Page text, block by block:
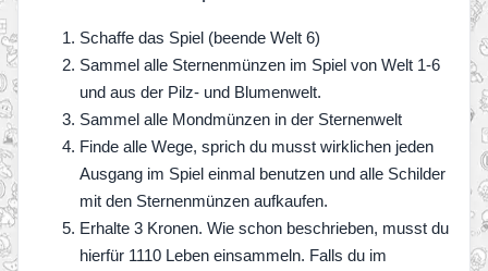
Schaffe das Spiel (beende Welt 6)
Sammel alle Sternenmünzen im Spiel von Welt 1-6
und aus der Pilz- und Blumenwelt.
Sammel alle Mondmünzen in der Sternenwelt
Finde alle Wege, sprich du musst wirklichen jeden
Ausgang im Spiel einmal benutzen und alle Schilder
mit den Sternenmünzen aufkaufen.
Erhalte 3 Kronen. Wie schon beschrieben, musst du
hierfür 1110 Leben einsammeln. Falls du im